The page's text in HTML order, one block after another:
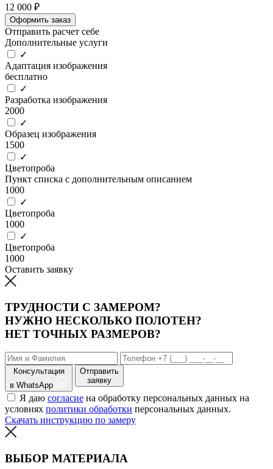
12 000 ₽
Оформить заказ
Отправить расчет себе
Дополнительные услуги
✓
Адаптация изображения
бесплатно
✓
Разработка изображения
2000
✓
Образец изображения
1500
✓
Цветопроба
Пункт списка с дополнительным описанием
1000
✓
Цветопроба
1000
✓
Цветопроба
1000
Оставить заявку
ТРУДНОСТИ С ЗАМЕРОМ?
НУЖНО НЕСКОЛЬКО ПОЛОТЕН?
НЕТ ТОЧНЫХ РАЗМЕРОВ?
Консультация
в WhatsApp
Отправить
заявку
Я даю согласие на обработку персональных данных на
условиях политики обработки персональных данных.
Скачать инструкцию по замеру
ВЫБОР МАТЕРИАЛА